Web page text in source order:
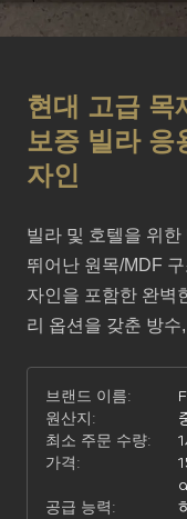
현대 고급 목
보증 빌라 응
자인
빌라 및 호텔을 위한
뛰어난 원목/MDF
자인을 포함한 완벽
리 옵션을 갖춘 방수
브랜드 이름:
원산지:
최소 주문 수량:
가격:
공급 능력: